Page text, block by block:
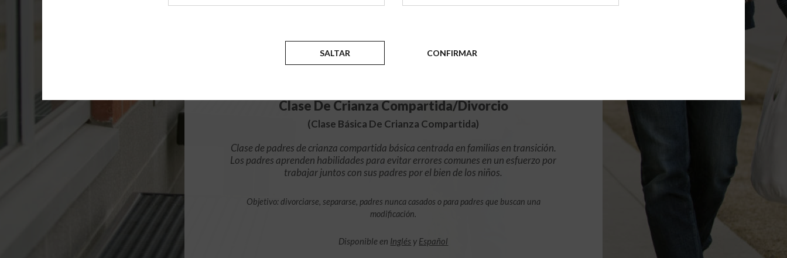
$49.99
Clase De Crianza Compartida/Divorcio
(Clase Básica De Crianza Compartida)
Clase de padres de crianza compartida básica centrada en familias en transición.
Los padres aprenden habilidades para evitar errores comunes en un esfuerzo por
trabajar juntos con sus padres por el bien de los niños.
Objetivo: divorciarse, separarse, padres nunca casados o para padres que buscan una
modificación.
Disponible en Inglés y Español
SALTAR CONFIRMAR